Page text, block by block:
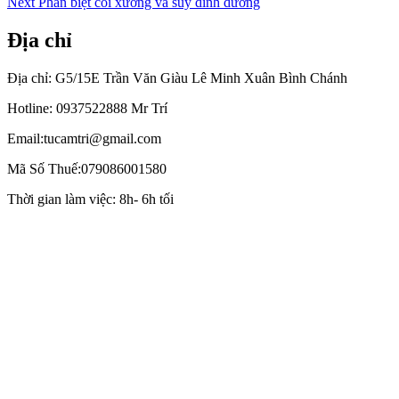
hướng
bài
Địa chỉ
Địa chỉ: G5/15E Trần Văn Giàu Lê Minh Xuân Bình Chánh
Hotline: 0937522888 Mr Trí
Email:tucamtri@gmail.com
Mã Số Thuế:079086001580
Thời gian làm việc: 8h- 6h tối